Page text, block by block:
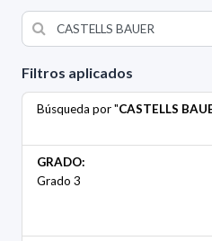
Filtros aplicados
Búsqueda por "CASTELLS
GRADO:
Grado 3